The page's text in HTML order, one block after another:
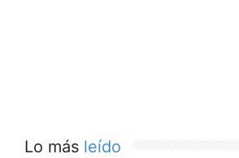
Lo más leído